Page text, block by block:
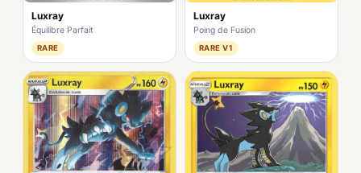
Luxray
Équilibre Parfait
RARE
Luxray
Poing de Fusion
RARE V1